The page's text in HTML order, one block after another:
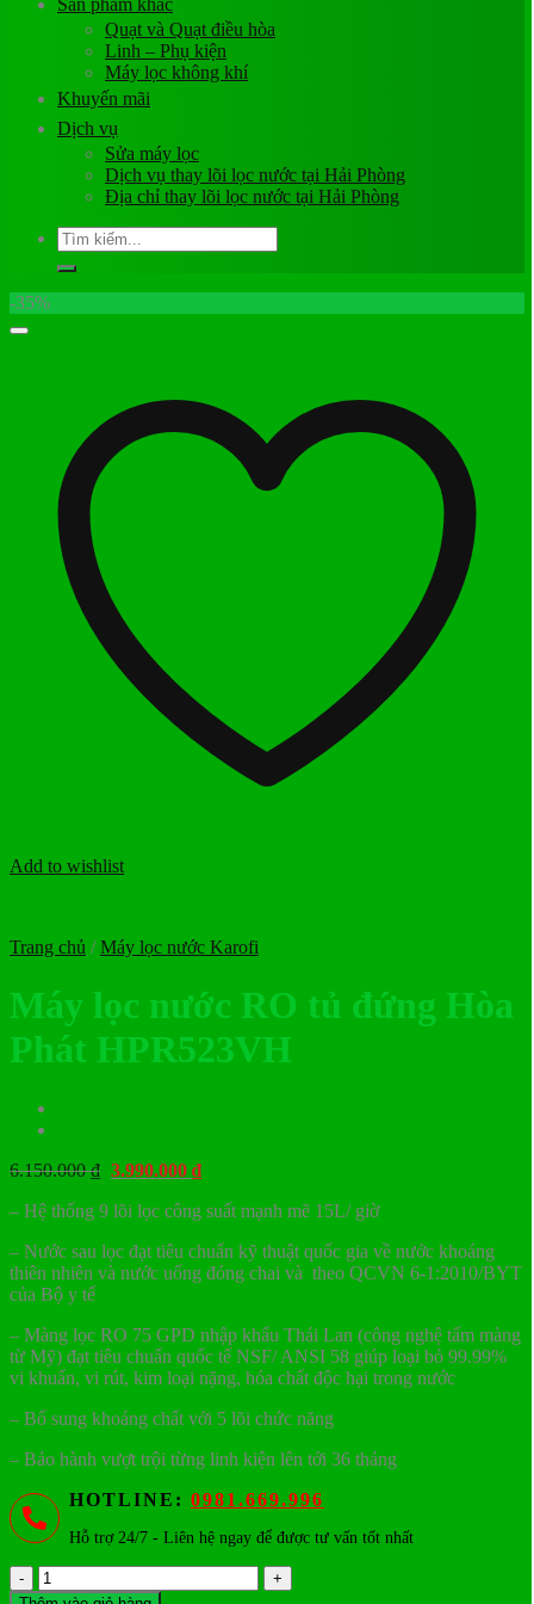
Sản phẩm khác
Quạt và Quạt điều hòa
Linh – Phụ kiện
Máy lọc không khí
Khuyến mãi
Dịch vụ
Sửa máy lọc
Dịch vụ thay lõi lọc nước tại Hải Phòng
Địa chỉ thay lõi lọc nước tại Hải Phòng
Tìm
kiếm:
-35%
Add to wishlist
Trang chủ / Máy lọc nước Karofi
Máy lọc nước RO tủ đứng Hòa
Phát HPR523VH
6.150.000₫ Giá
là:
3.990.000 ₫Giá
tại
3.990.000 ₫.
– Hệ thống 9 lõi lọc công suất mạnh mẽ 15L/ giờ
– Nước sau lọc đạt tiêu chuẩn kỹ thuật quốc gia về nước khoáng
thiên nhiên và nước uống đóng chai và theo QCVN 6-1:2010/BYT
của Bộ y tế
– Màng lọc RO 75 GPD nhập khẩu Thái Lan (công nghệ tấm màng
từ Mỹ) đạt tiêu chuẩn quốc tế NSF/ ANSI 58 giúp loại bỏ 99.99%
vi khuẩn, vi rút, kim loại nặng, hóa chất độc hại trong nước
– Bổ sung khoáng chất với 5 lõi chức năng
– Bảo hành vượt trội từng linh kiện lên tới 36 tháng
HOTLINE: 0981.669.996
Hỗ trợ 24/7 - Liên hệ ngay để được tư vấn tốt nhất
Máy
lọc